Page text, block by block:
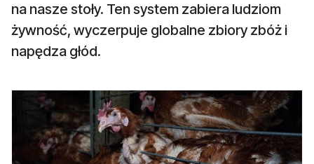
na nasze stoły. Ten system zabiera ludziom
żywność, wyczerpuje globalne zbiory zbóż i
napędza głód.